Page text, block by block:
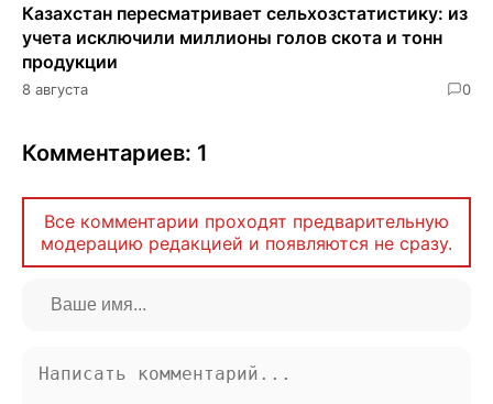
Казахстан пересматривает сельхозстатистику: из
учета исключили миллионы голов скота и тонн
продукции
8 августа 0
Комментариев: 1
Все комментарии проходят предварительную
модерацию редакцией и появляются не сразу.